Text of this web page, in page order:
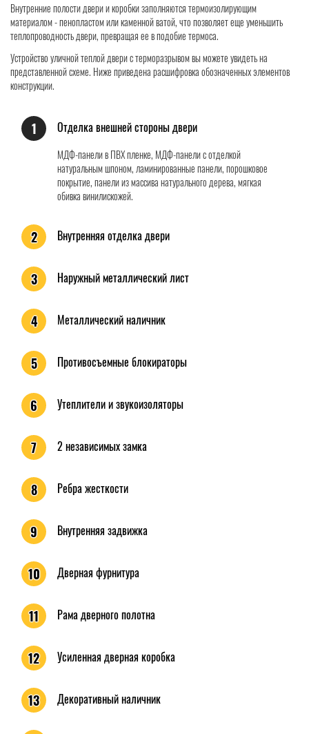
Внутренние полости двери и коробки заполняются термоизолирующим
материалом - пенопластом или каменной ватой, что позволяет еще уменьшить
теплопроводность двери, превращая ее в подобие термоса.
Устройство уличной теплой двери с терморазрывом вы можете увидеть на
представленной схеме. Ниже приведена расшифровка обозначенных элементов
конструкции.
1 Отделка внешней стороны двери
МДФ-панели в ПВХ пленке, МДФ-панели с отделкой
натуральным шпоном, ламинированные панели, порошковое
покрытие, панели из массива натурального дерева, мягкая
обивка винилискожей.
2 Внутренняя отделка двери
3 Наружный металлический лист
4 Металлический наличник
5 Противосъемные блокираторы
6 Утеплители и звукоизоляторы
7 2 независимых замка
8 Ребра жесткости
9 Внутренняя задвижка
10 Дверная фурнитура
11 Рама дверного полотна
12 Усиленная дверная коробка
13 Декоративный наличник